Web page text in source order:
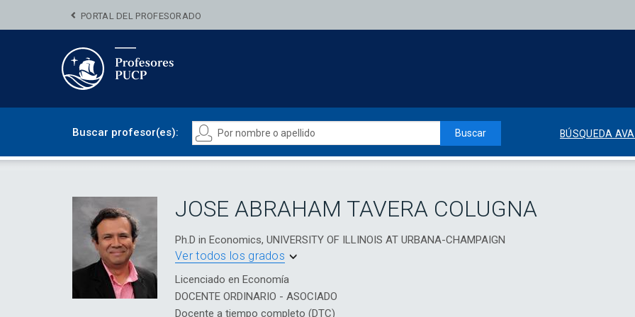
PORTAL DEL PROFESORADO
Buscar profesor(es): Buscar BÚSQUEDA
JOSE ABRAHAM TAVERA COLUGNA
Ph.D in Economics, UNIVERSITY OF ILLINOIS AT URBANA-CHAMPAIGN
Ver todos los grados
Licenciado en Economía
DOCENTE ORDINARIO - ASOCIADO
Docente a tiempo completo (DTC)